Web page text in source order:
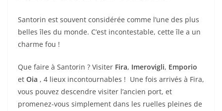
Santorin est souvent considérée comme l’une des plus
belles îles du monde. C’est incontestable, cette île a un
charme fou !
Que faire à Santorin ? Visiter Fira, Imerovigli, Emporio
et Oia , 4 lieux incontournables ! Une fois arrivés à Fira,
vous pouvez descendre visiter l’ancien port, et
promenez-vous simplement dans les ruelles pleines de